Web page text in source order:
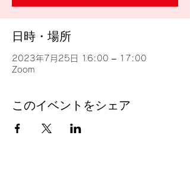
日時・場所
2023年7月25日 16:00 – 17:00
Zoom
このイベントをシェア